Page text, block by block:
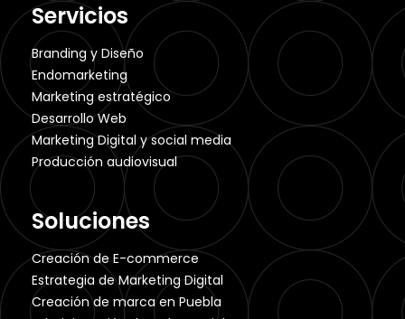
Servicios
Branding y Diseño
Endomarketing
Marketing estratégico
Desarrollo Web
Marketing Digital y social media
Producción audiovisual
Soluciones
Creación de E-commerce
Estrategia de Marketing Digital
Creación de marca en Puebla